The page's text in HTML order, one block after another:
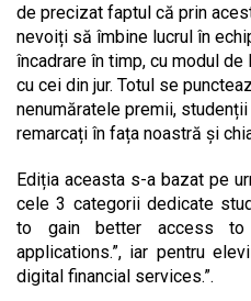
de precizat faptul că prin
nevoiți să îmbine lucrul în
încadrare în timp, cu modul
cu cei din jur. Totul se
nenumăratele premii,
remarcați în fața noastră și
Ediția aceasta s-a bazat pe
cele 3 categorii dedicate
to gain better access to
applications.”, iar pentru
digital financial services.”.